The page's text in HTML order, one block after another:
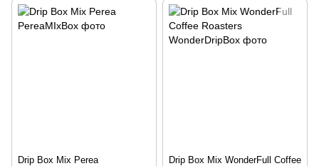
Drip Box Mix Perea
Drip Box Mix WonderFull Coffee